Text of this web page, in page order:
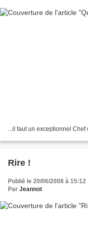
...il faut un exceptionnel Chef
Rire !
Publié le 20/06/2008 à 15:12
Par Jeannot